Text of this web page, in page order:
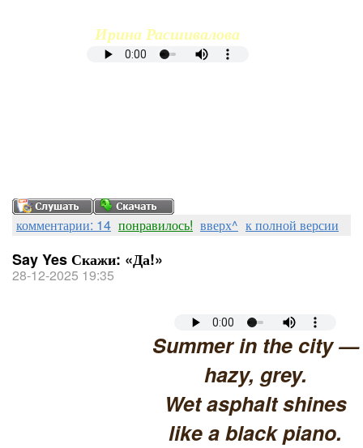
Ирина Расшивалова
комментарии: 14 понравилось! вверх^ к полной версии
Say Yes Скажи: «Да!»
28-12-2025 19:35
Summer in the city —
hazy, grey.
Wet asphalt shines
like a black piano.